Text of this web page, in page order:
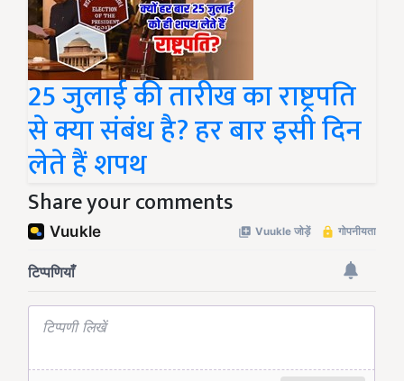
25 जुलाई की तारीख का राष्ट्रपति
से क्या संबंध है? हर बार इसी दिन
लेते हैं शपथ
Share your comments